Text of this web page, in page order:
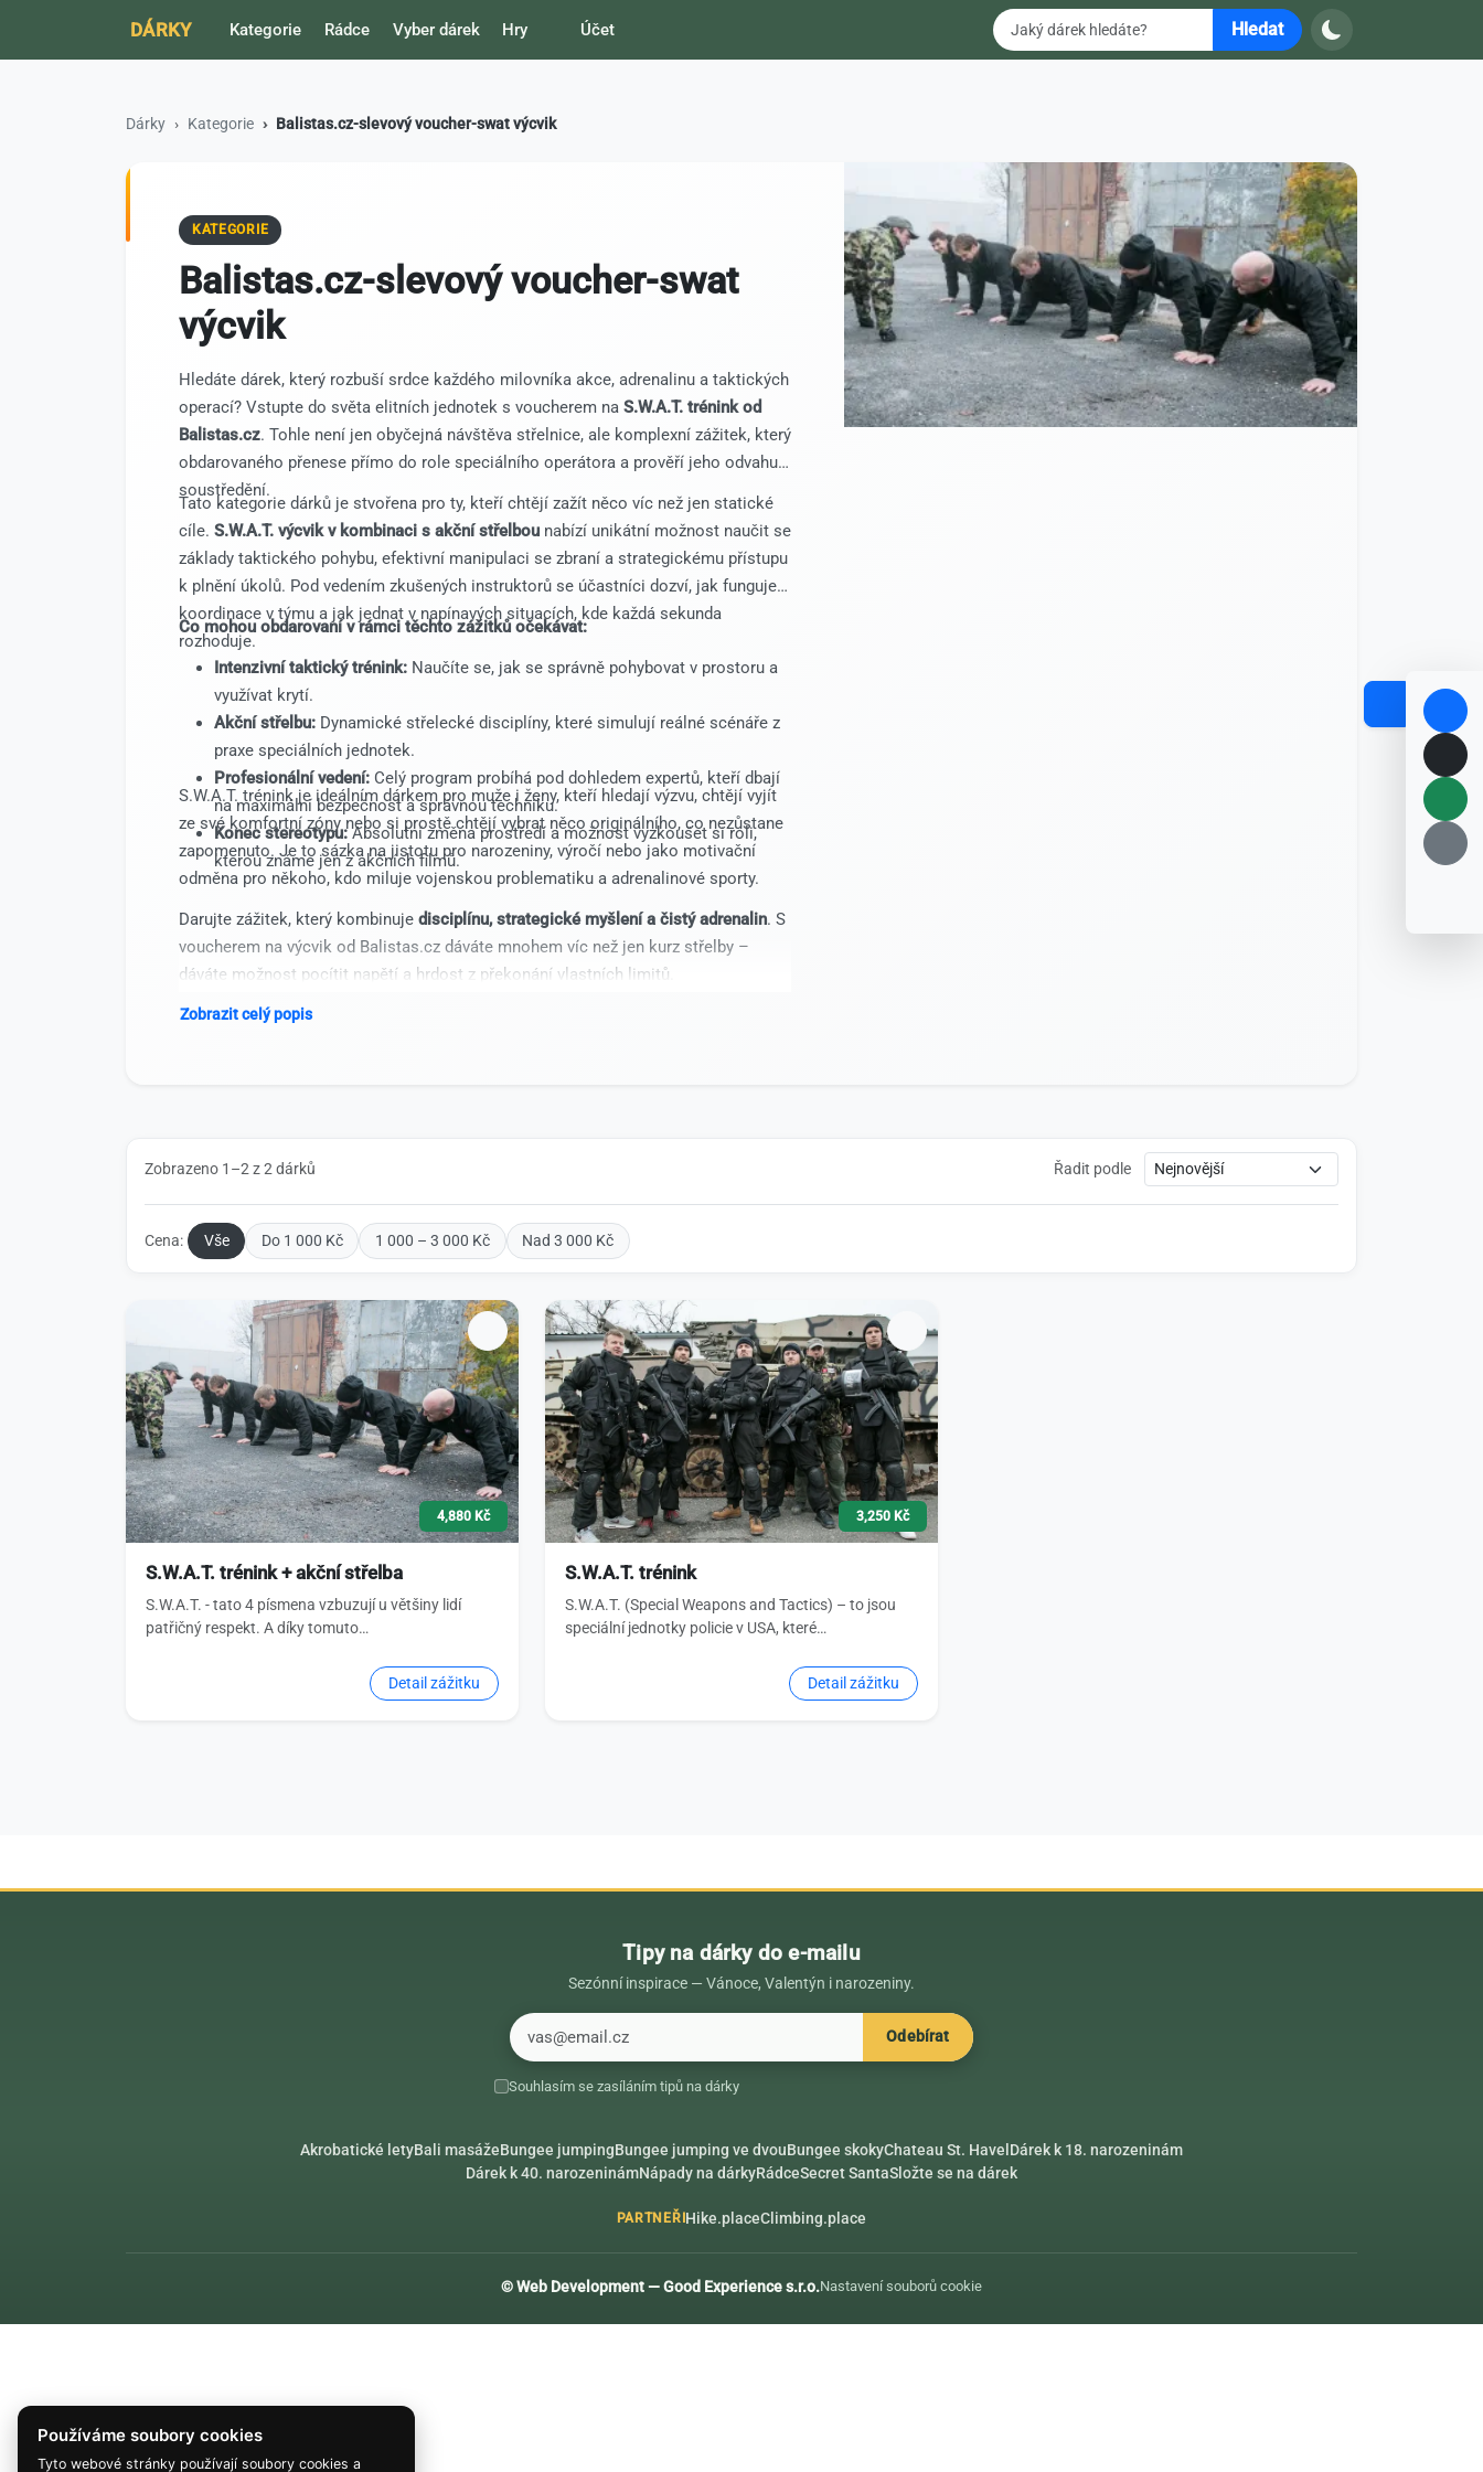
Používáme soubory cookies
Tyto webové stránky používají soubory cookies a
DÁRKY Kategorie Rádce Vyber dárek Hry Účet Hledat
Dárky Kategorie Balistas.cz-slevový voucher-swat výcvik
KATEGORIE
Balistas.cz-slevový voucher-swat
výcvik
Hledáte dárek, který rozbuší srdce každého milovníka akce, adrenalinu a taktických
operací? Vstupte do světa elitních jednotek s voucherem na S.W.A.T. trénink od
Balistas.cz. Tohle není jen obyčejná návštěva střelnice, ale komplexní zážitek, který
obdarovaného přenese přímo do role speciálního operátora a prověří jeho odvahu i
soustředění.
Tato kategorie dárků je stvořena pro ty, kteří chtějí zažít něco víc než jen statické
cíle. S.W.A.T. výcvik v kombinaci s akční střelbou nabízí unikátní možnost naučit se
základy taktického pohybu, efektivní manipulaci se zbraní a strategickému přístupu
k plnění úkolů. Pod vedením zkušených instruktorů se účastníci dozví, jak funguje
koordinace v týmu a jak jednat v napínavých situacích, kde každá sekunda
rozhoduje.
Co mohou obdarovaní v rámci těchto zážitků očekávat:
Intenzivní taktický trénink: Naučíte se, jak se správně pohybovat v prostoru a
využívat krytí.
Akční střelbu: Dynamické střelecké disciplíny, které simulují reálné scénáře z
praxe speciálních jednotek.
Profesionální vedení: Celý program probíhá pod dohledem expertů, kteří dbají
na maximální bezpečnost a správnou techniku.
Konec stereotypu:Absolutní změna prostředí a možnost vyzkoušet si roli,
kterou známe jen z akčních filmů.
S.W.A.T. trénink je ideálním dárkem pro muže i ženy, kteří hledají výzvu, chtějí vyjít
ze své komfortní zóny nebo si prostě chtějí vybrat něco originálního, co nezůstane
zapomenuto. Je to sázka na jistotu pro narozeniny, výročí nebo jako motivační
odměna pro někoho, kdo miluje vojenskou problematiku a adrenalinové sporty.
Darujte zážitek, který kombinuje disciplínu, strategické myšlení a čistý adrenalin. S
voucherem na výcvik od Balistas.cz dáváte mnohem víc než jen kurz střelby –
dáváte možnost pocítit napětí a hrdost z překonání vlastních limitů.
Zobrazit celý popis
Zobrazeno 1–2 z 2 dárků Řadit podle
Cena: Vše Do 1 000 Kč 1 000 – 3 000 Kč Nad 3 000 Kč
4,880 Kč
S.W.A.T. trénink + akční střelba
S.W.A.T. - tato 4 písmena vzbuzují u většiny lidí
patřičný respekt. A díky tomuto…
Detail zážitku
3,250 Kč
S.W.A.T. trénink
S.W.A.T. (Special Weapons and Tactics) – to jsou
speciální jednotky policie v USA, které…
Detail zážitku
Tipy na dárky do e-mailu
Sezónní inspirace — Vánoce, Valentýn i narozeniny.
Odebírat
Souhlasím se zasíláním tipů na dárky
Akrobatické letyBali masážeBungee jumpingBungee jumping ve dvouBungee skokyChateau St. Havel Dárek k 18. narozeninám
Dárek k 40. narozeninámNápady na dárkyRádceSecret SantaSložte se na dárek
PARTNEŘI Hike.placeClimbing.place
© Web Development — Good Experience s.r.o.Nastavení souborů cookie